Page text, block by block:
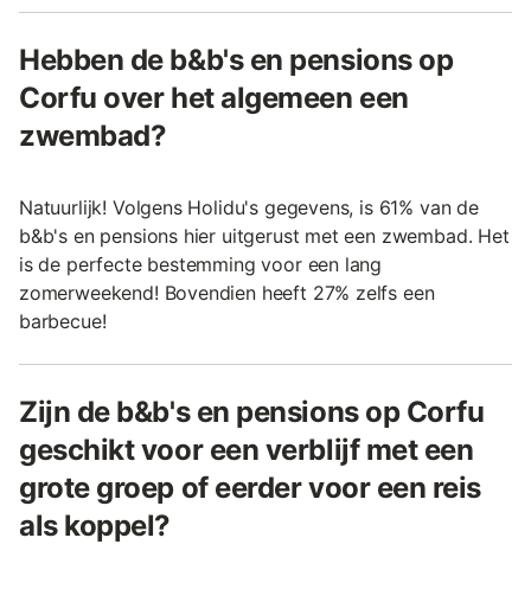
Hebben de b&b's en pensions op
Corfu over het algemeen een
zwembad?
Natuurlijk! Volgens Holidu's gegevens, is 61% van de
b&b's en pensions hier uitgerust met een zwembad. Het
is de perfecte bestemming voor een lang
zomerweekend! Bovendien heeft 27% zelfs een
barbecue!
Zijn de b&b's en pensions op Corfu
geschikt voor een verblijf met een
grote groep of eerder voor een reis
als koppel?